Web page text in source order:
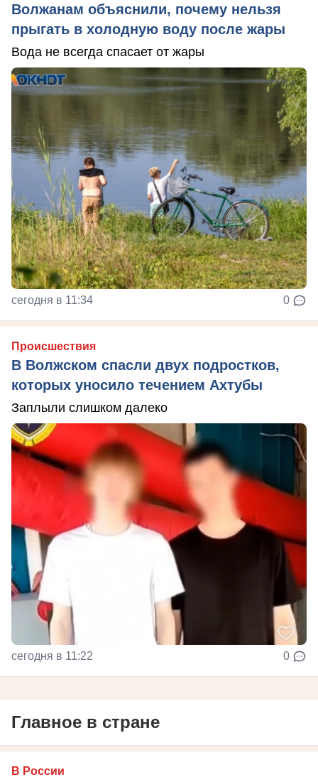
Волжанам объяснили, почему нельзя
прыгать в холодную воду после жары
Вода не всегда спасает от жары
сегодня в 11:34 0
Происшествия
В Волжском спасли двух подростков,
которых уносило течением Ахтубы
Заплыли слишком далеко
сегодня в 11:22 0
Главное в стране
В России